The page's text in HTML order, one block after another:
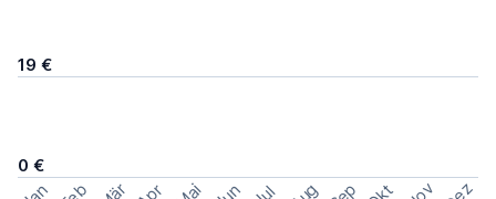
19 €
0 €